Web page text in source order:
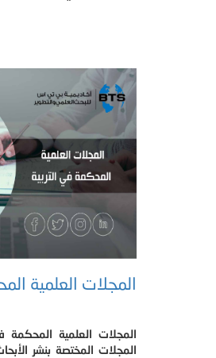
المجلات العلمية
المجلات العلمية
المجلات المختصة بنشر